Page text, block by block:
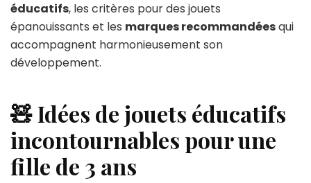
éducatifs, les critères pour des jouets
épanouissants et les marques recommandéesqui
accompagnent harmonieusement son
développement.
🧸 Idées de jouets éducatifs
incontournables pour une
fille de 3 ans